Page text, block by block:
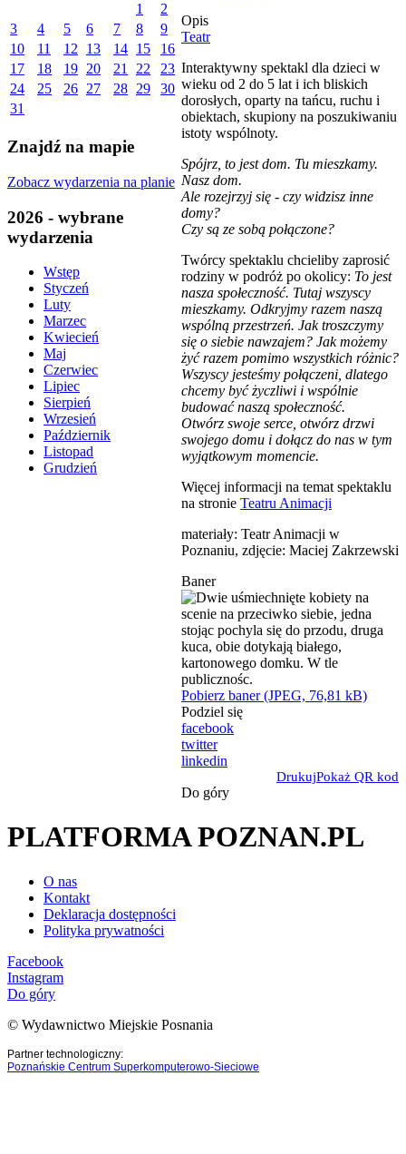
1
2
3
4 5 6 7 8
9
10
11 12 13 14 15
16
17
18 19 20 21 22
23
24
25 26 27 28 29
30
31
Znajdź na mapie
Zobacz wydarzenia na planie
2026 - wybrane
wydarzenia
Wstęp
Styczeń
Luty
Marzec
Kwiecień
Maj
Czerwiec
Lipiec
Sierpień
Wrzesień
Październik
Listopad
Grudzień
Opis
Teatr
Interaktywny spektakl dla dzieci w
wieku od 2 do 5 lat i ich bliskich
dorosłych, oparty na tańcu, ruchu i
obiektach, skupiony na poszukiwaniu
istoty wspólnoty.
Spójrz, to jest dom. Tu mieszkamy.
Nasz dom.
Ale rozejrzyj się - czy widzisz inne
domy?
Czy są ze sobą połączone?
Twórcy spektaklu chcieliby zaprosić
rodziny w podróż po okolicy: To jest
nasza społeczność. Tutaj wszyscy
mieszkamy. Odkryjmy razem naszą
wspólną przestrzeń. Jak troszczymy
się o siebie nawzajem? Jak możemy
żyć razem pomimo wszystkich różnic?
Wszyscy jesteśmy połączeni, dlatego
chcemy być życzliwi i wspólnie
budować naszą społeczność.
Otwórz swoje serce, otwórz drzwi
swojego domu i dołącz do nas w tym
wyjątkowym momencie.
Więcej informacji na temat spektaklu
na stronie Teatru Animacji
materiały: Teatr Animacji w
Poznaniu, zdjęcie: Maciej Zakrzewski
Baner
Pobierz baner (JPEG, 76,81 kB)
Podziel się
facebook
twitter
linkedin
DrukujPokaż QR kod
Do góry
PLATFORMA POZNAN.PL
O nas
Kontakt
Deklaracja dostępności
Polityka prywatności
Facebook
Instagram
Do góry
© Wydawnictwo Miejskie Posnania
Partner technologiczny:
Poznańskie Centrum Superkomputerowo-Sieciowe